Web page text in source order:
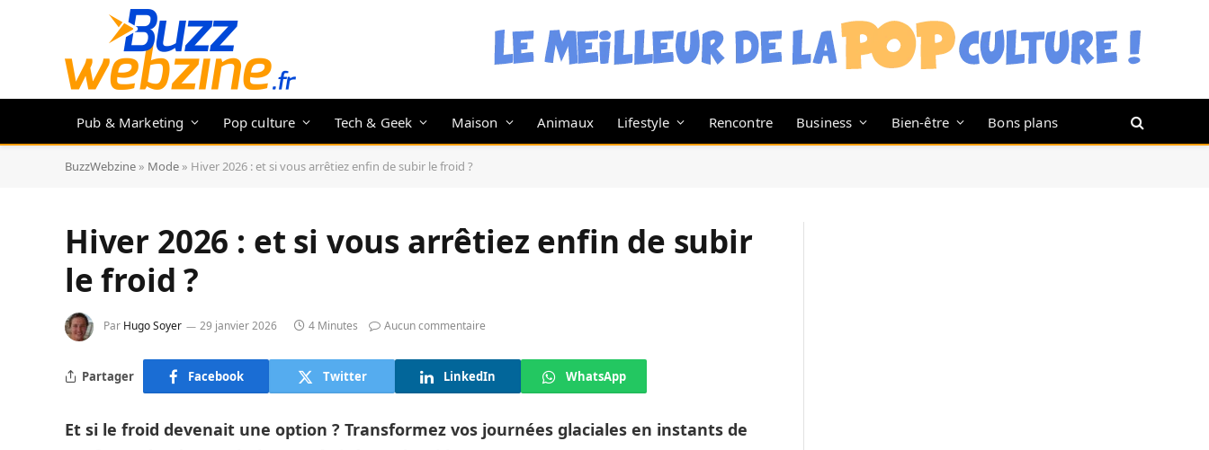
Pub & Marketing Pop culture Tech & Geek Maison Animaux Lifestyle Rencontre Business Bien-être Bons plans
BuzzWebzine » Mode » Hiver 2026 : et si vous arrêtiez enfin de subir le froid ?
Hiver 2026 : et si vous arrêtiez enfin de subir
le froid ?
Par Hugo Soyer 29 janvier 2026 4 Minutes Aucun commentaire
Partager Facebook Twitter LinkedIn WhatsApp
Et si le froid devenait une option ? Transformez vos journées glaciales en instants de